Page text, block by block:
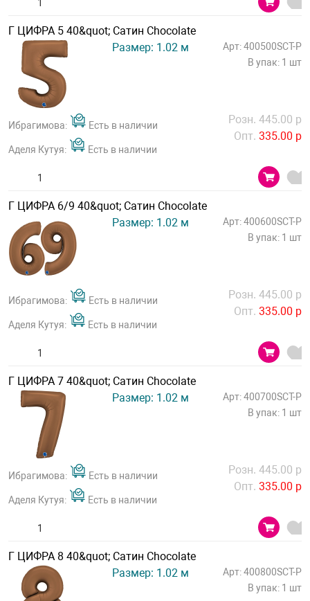
Г ЦИФРА 5 40&quot; Сатин Chocolate
Размер: 1.02 м
Арт: 400500SCT-P
В упак: 1 шт
Ибрагимова: Есть в наличии
Аделя Кутуя: Есть в наличии
Розн. 445.00 р
Опт. 335.00 р
Г ЦИФРА 6/9 40&quot; Сатин Chocolate
Размер: 1.02 м
Арт: 400600SCT-P
В упак: 1 шт
Ибрагимова: Есть в наличии
Аделя Кутуя: Есть в наличии
Розн. 445.00 р
Опт. 335.00 р
Г ЦИФРА 7 40&quot; Сатин Chocolate
Размер: 1.02 м
Арт: 400700SCT-P
В упак: 1 шт
Ибрагимова: Есть в наличии
Аделя Кутуя: Есть в наличии
Розн. 445.00 р
Опт. 335.00 р
Г ЦИФРА 8 40&quot; Сатин Chocolate
Размер: 1.02 м
Арт: 400800SCT-P
В упак: 1 шт